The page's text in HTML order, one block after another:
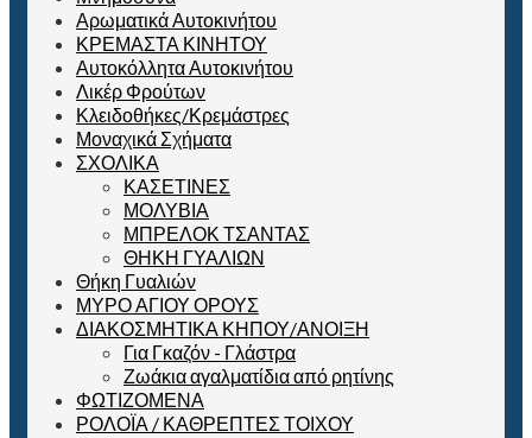
Αρωματικά Αυτοκινήτου
ΚΡΕΜΑΣΤΑ ΚΙΝΗΤΟΥ
Αυτοκόλλητα Αυτοκινήτου
Λικέρ Φρούτων
Κλειδοθήκες/Κρεμάστρες
Μοναχικά Σχήματα
ΣΧΟΛΙΚΑ
ΚΑΣΕΤΙΝΕΣ
ΜΟΛΥΒΙΑ
ΜΠΡΕΛΟΚ ΤΣΑΝΤΑΣ
ΘΗΚΗ ΓΥΑΛΙΩΝ
Θήκη Γυαλιών
ΜΥΡΟ ΑΓΙΟΥ ΟΡΟΥΣ
ΔΙΑΚΟΣΜΗΤΙΚΑ ΚΗΠΟΥ/ΑΝΟΙΞΗ
Για Γκαζόν - Γλάστρα
Ζωάκια αγαλματίδια από ρητίνης
ΦΩΤΙΖΟΜΕΝΑ
ΡΟΛΟΪΑ / ΚΑΘΡΕΠΤΕΣ ΤΟΙΧΟΥ